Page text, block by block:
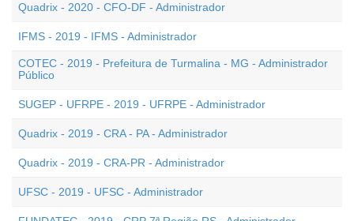
Quadrix - 2020 - CFO-DF - Administrador
IFMS - 2019 - IFMS - Administrador
COTEC - 2019 - Prefeitura de Turmalina - MG - Administrador
Público
SUGEP - UFRPE - 2019 - UFRPE - Administrador
Quadrix - 2019 - CRA - PA - Administrador
Quadrix - 2019 - CRA-PR - Administrador
UFSC - 2019 - UFSC - Administrador